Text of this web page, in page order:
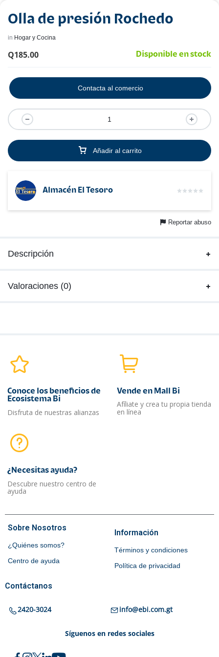
Olla de presión Rochedo
in Hogar y Cocina
Q185.00 Disponible en stock
Añadir al carrito
Contacta al comercio
Almacén El Tesoro
Reportar abuso
Descripción
Valoraciones (0)
Conoce los beneficios de
Ecosistema Bi
Disfruta de nuestras alianzas
Vende en Mall Bi
Afíliate y crea tu propia tienda
en línea
¿Necesitas ayuda?​
Descubre nuestro centro de
ayuda
Sobre Nosotros
¿Quiénes somos?
Centro de ayuda
Información
Términos y condiciones
Política de privacidad
Contáctanos
2420-3024 info@ebi.com.gt
Síguenos en redes sociales